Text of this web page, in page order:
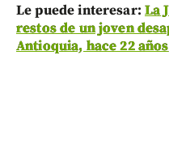
Le puede interesar: La
restos de un joven
Antioquia, hace 22 años